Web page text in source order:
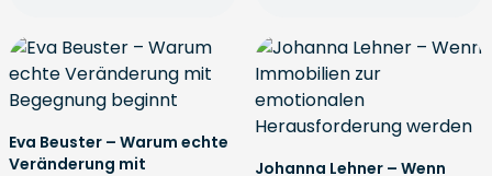
Eva Beuster – Warum echte
Veränderung mit
Johanna Lehner – Wenn